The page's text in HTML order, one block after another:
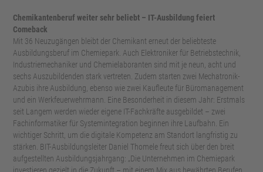
Chemikantenberuf weiter sehr beliebt – IT-Ausbildung feiert
Comeback
Mit 36 Neuzugängen bleibt der Chemikant erneut der beliebteste
Ausbildungsberuf im Chemiepark. Auch Elektroniker für Betriebstechnik,
Industriemechaniker und Chemielaboranten sind mit je neun, acht und
sechs Auszubildenden stark vertreten. Zudem starten zwei Mechatronik-
Azubis ihre Ausbildung, ebenso wie zwei Kaufleute für Büromanagement
und ein Werkfeuerwehrmann. Eine Besonderheit in diesem Jahr: Erstmals
seit Langem werden wieder eigene IT-Fachkräfte ausgebildet – zwei
Fachinformatiker für Systemintegration beginnen ihre Laufbahn. Ein
wichtiger Schritt, um die digitale Kompetenz am Standort langfristig zu
stärken. BIT-Ausbildungsleiter Daniel Thomele freut sich über den breit
aufgestellten Ausbildungsjahrgang: „Die Unternehmen im Chemiepark